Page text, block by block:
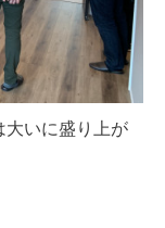
大いに盛り上が